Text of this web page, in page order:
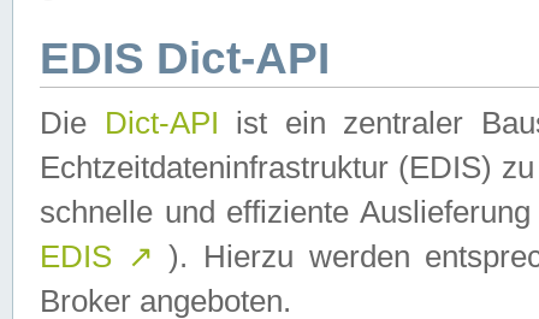
EDIS Dict-API
Die Dict-API ist ein zentraler
Echtzeitdateninfrastruktur (EDIS)
schnelle und effiziente
EDIS ↗ ). Hierzu werden
Broker angeboten.